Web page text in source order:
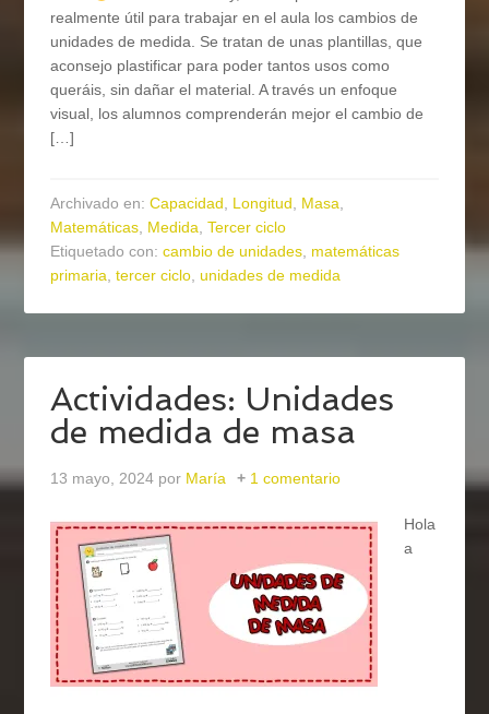
realmente útil para trabajar en el aula los cambios de
unidades de medida. Se tratan de unas plantillas, que
aconsejo plastificar para poder tantos usos como
queráis, sin dañar el material. A través un enfoque
visual, los alumnos comprenderán mejor el cambio de
[…]
Archivado en:Capacidad, Longitud, Masa,
Matemáticas, Medida,Tercer ciclo
Etiquetado con:cambio de unidades, matemáticas
primaria,tercer ciclo,unidades de medida
Actividades: Unidades
de medida de masa
13 mayo, 2024 por María 1 comentario
Hola
a